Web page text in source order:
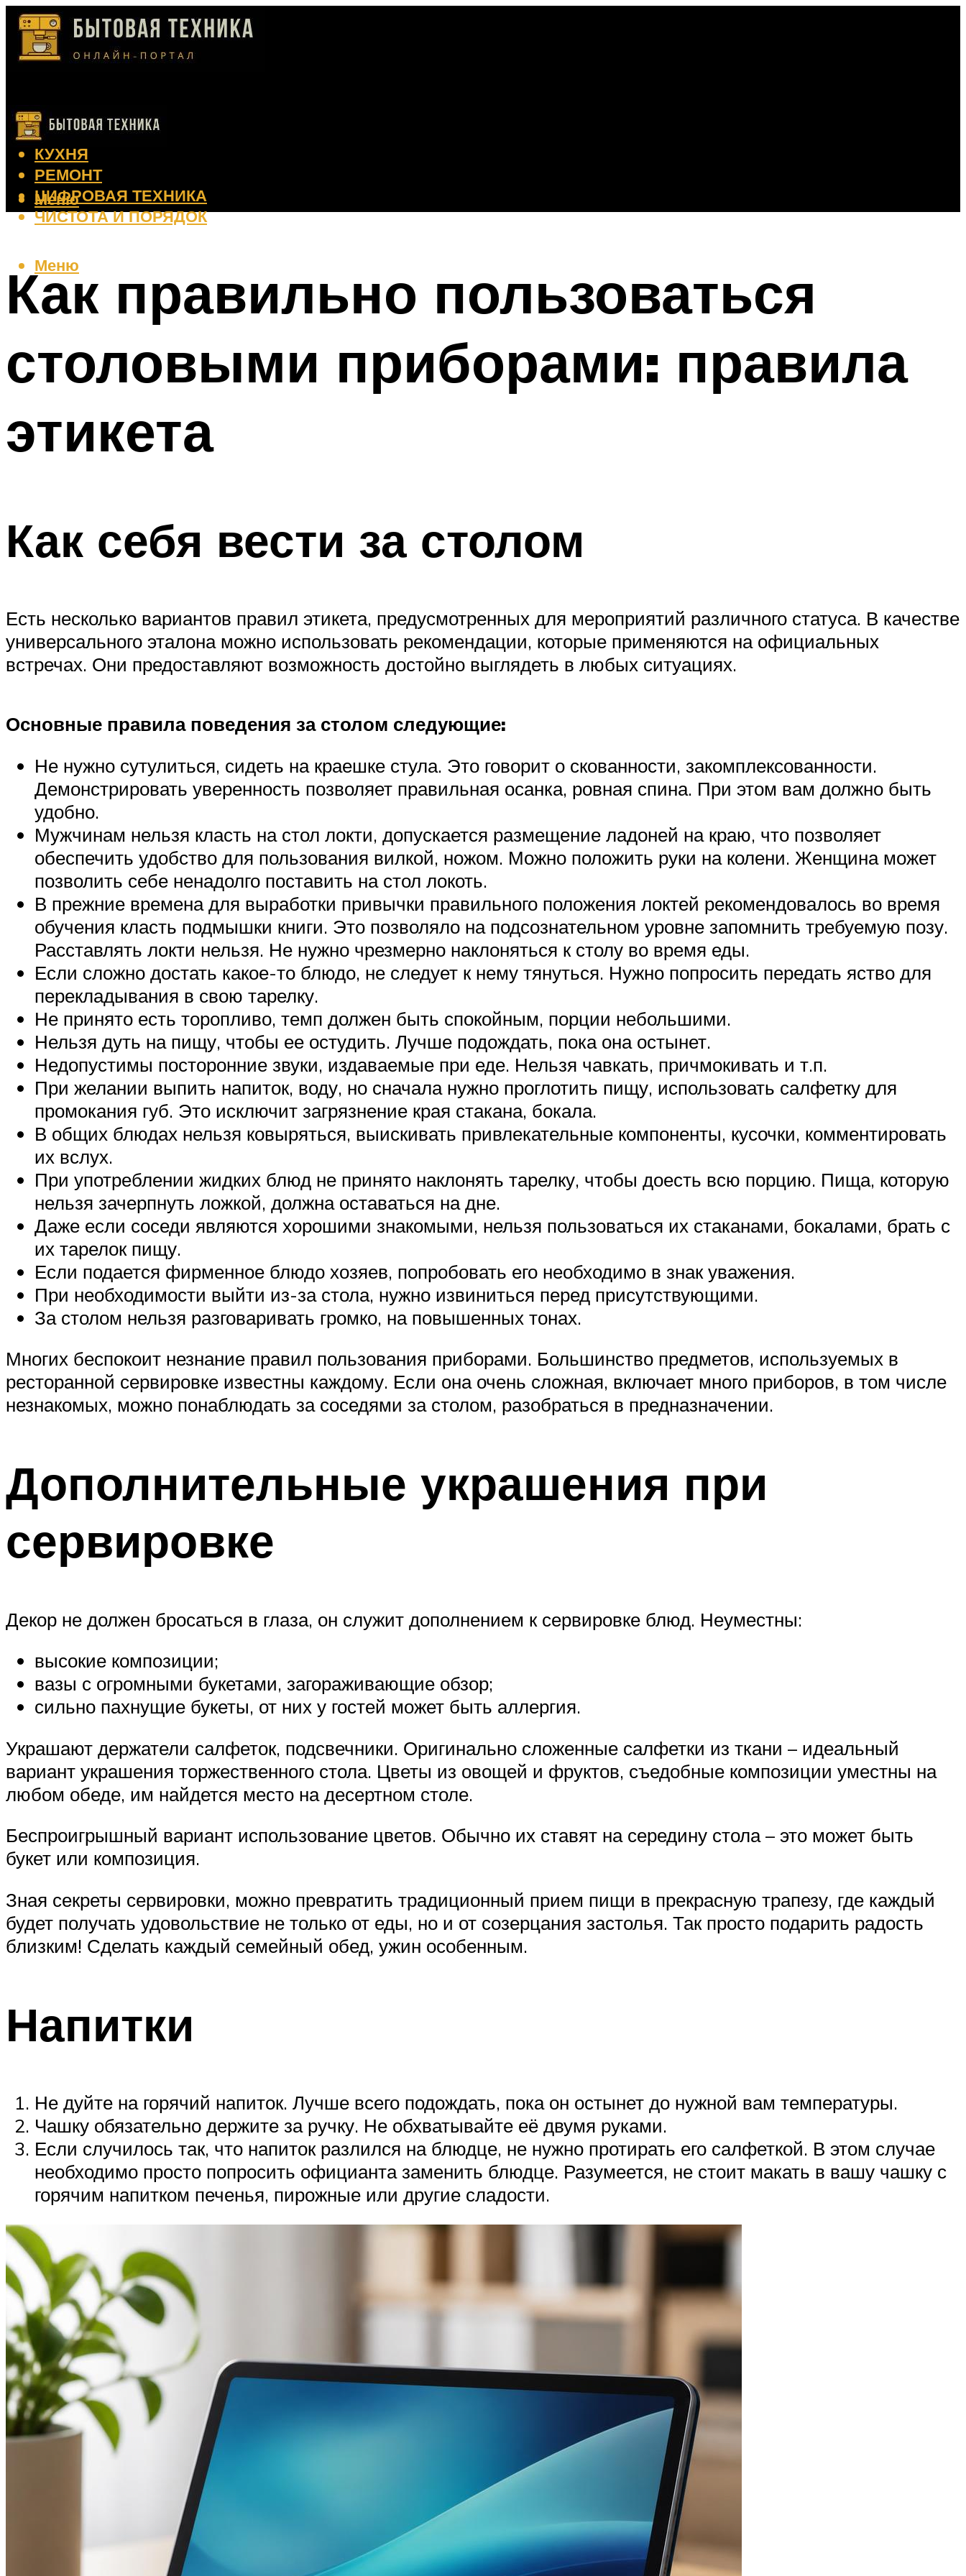
КЛИМАТ
КРАСОТА
КУХНЯ
РЕМОНТ
ЦИФРОВАЯ ТЕХНИКА
ЧИСТОТА И ПОРЯДОК
Меню
Меню
Как правильно пользоваться
столовыми приборами: правила
этикета
Как себя вести за столом
Есть несколько вариантов правил этикета, предусмотренных для мероприятий различного статуса. В качестве
универсального эталона можно использовать рекомендации, которые применяются на официальных
встречах. Они предоставляют возможность достойно выглядеть в любых ситуациях.
Основные правила поведения за столом следующие:
Не нужно сутулиться, сидеть на краешке стула. Это говорит о скованности, закомплексованности.
Демонстрировать уверенность позволяет правильная осанка, ровная спина. При этом вам должно быть
удобно.
Мужчинам нельзя класть на стол локти, допускается размещение ладоней на краю, что позволяет
обеспечить удобство для пользования вилкой, ножом. Можно положить руки на колени. Женщина может
позволить себе ненадолго поставить на стол локоть.
В прежние времена для выработки привычки правильного положения локтей рекомендовалось во время
обучения класть подмышки книги. Это позволяло на подсознательном уровне запомнить требуемую позу.
Расставлять локти нельзя. Не нужно чрезмерно наклоняться к столу во время еды.
Если сложно достать какое-то блюдо, не следует к нему тянуться. Нужно попросить передать яство для
перекладывания в свою тарелку.
Не принято есть торопливо, темп должен быть спокойным, порции небольшими.
Нельзя дуть на пищу, чтобы ее остудить. Лучше подождать, пока она остынет.
Недопустимы посторонние звуки, издаваемые при еде. Нельзя чавкать, причмокивать и т.п.
При желании выпить напиток, воду, но сначала нужно проглотить пищу, использовать салфетку для
промокания губ. Это исключит загрязнение края стакана, бокала.
В общих блюдах нельзя ковыряться, выискивать привлекательные компоненты, кусочки, комментировать
их вслух.
При употреблении жидких блюд не принято наклонять тарелку, чтобы доесть всю порцию. Пища, которую
нельзя зачерпнуть ложкой, должна оставаться на дне.
Даже если соседи являются хорошими знакомыми, нельзя пользоваться их стаканами, бокалами, брать с
их тарелок пищу.
Если подается фирменное блюдо хозяев, попробовать его необходимо в знак уважения.
При необходимости выйти из-за стола, нужно извиниться перед присутствующими.
За столом нельзя разговаривать громко, на повышенных тонах.
Многих беспокоит незнание правил пользования приборами. Большинство предметов, используемых в
ресторанной сервировке известны каждому. Если она очень сложная, включает много приборов, в том числе
незнакомых, можно понаблюдать за соседями за столом, разобраться в предназначении.
Дополнительные украшения при
сервировке
Декор не должен бросаться в глаза, он служит дополнением к сервировке блюд. Неуместны:
высокие композиции;
вазы с огромными букетами, загораживающие обзор;
сильно пахнущие букеты, от них у гостей может быть аллергия.
Украшают держатели салфеток, подсвечники. Оригинально сложенные салфетки из ткани – идеальный
вариант украшения торжественного стола. Цветы из овощей и фруктов, съедобные композиции уместны на
любом обеде, им найдется место на десертном столе.
Беспроигрышный вариант использование цветов. Обычно их ставят на середину стола – это может быть
букет или композиция.
Зная секреты сервировки, можно превратить традиционный прием пищи в прекрасную трапезу, где каждый
будет получать удовольствие не только от еды, но и от созерцания застолья. Так просто подарить радость
близким! Сделать каждый семейный обед, ужин особенным.
Напитки
Не дуйте на горячий напиток. Лучше всего подождать, пока он остынет до нужной вам температуры.
Чашку обязательно держите за ручку. Не обхватывайте её двумя руками.
Если случилось так, что напиток разлился на блюдце, не нужно протирать его салфеткой. В этом случае
необходимо просто попросить официанта заменить блюдце. Разумеется, не стоит макать в вашу чашку с
горячим напитком печенья, пирожные или другие сладости.